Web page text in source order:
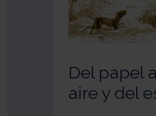
Del papel
aire y del